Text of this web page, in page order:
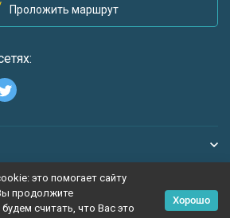
Проложить маршрут
это помогает сайту
продолжите
считать, что Вас это
Хорошо